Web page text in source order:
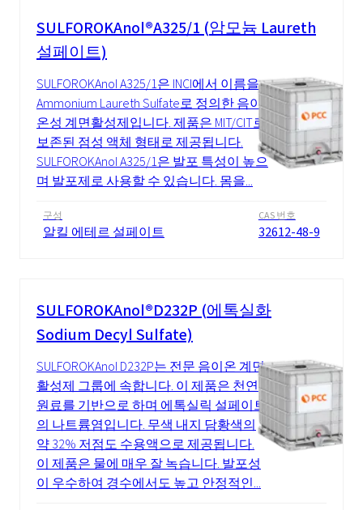
SULFOROKAnol®A325/1 (암모늄 Laureth
설페이트)
SULFOROKAnol A325/1은 INCI에서 이름을
Ammonium Laureth Sulfate로 정의한 음이
온성 계면활성제입니다. 제품은 MIT/CIT로
보존된 점성 액체 형태로 제공됩니다.
SULFOROKAnol A325/1은 발포 특성이 높으
며 발포제로 사용할 수 있습니다. 몸을...
구성
알킬 에테르 설페이트
CAS 번호
32612-48-9
SULFOROKAnol®D232P (에톡실화
Sodium Decyl Sulfate)
SULFOROKAnol D232P는 전문 음이온 계면
활성제 그룹에 속합니다. 이 제품은 천연
원료를 기반으로 하며 에톡실릭 설페이트
의 나트륨염입니다. 무색 내지 담황색의
약 32% 저점도 수용액으로 제공됩니다.
이 제품은 물에 매우 잘 녹습니다. 발포성
이 우수하여 경수에서도 높고 안정적인...